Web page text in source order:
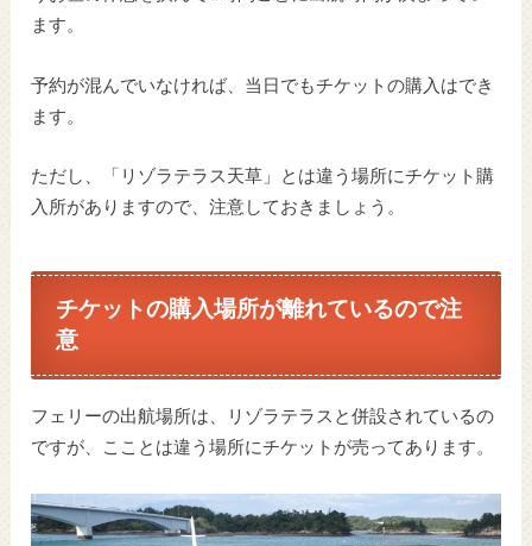
ます。
予約が混んでいなければ、当日でもチケットの購入はでき
ます。
ただし、「リゾラテラス天草」とは違う場所にチケット購
入所がありますので、注意しておきましょう。
チケットの購入場所が離れているので注
意
フェリーの出航場所は、リゾラテラスと併設されているの
ですが、こことは違う場所にチケットが売ってあります。